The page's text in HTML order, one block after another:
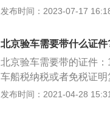
次按机动车运行安全技
检只需到车管所以及车
即可，车辆实现全国通
直接检验车辆，申领检
发布时间：2023-07-17
北京验车需要带什么证件
北京验车需要带的证件
车船税纳税或者免税证
辆异地年检需提前在车
发布时间：2021-04-28